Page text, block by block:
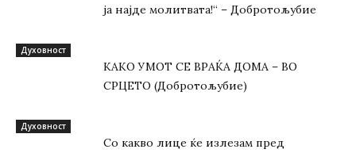
jа најде молитвата!“ – Добротољубие
Духовност
КАКО УМОТ СЕ ВРАЌА ДОМА – ВО
СРЦЕТО (Добротољубие)
Духовност
Со какво лице ќе излезам пред